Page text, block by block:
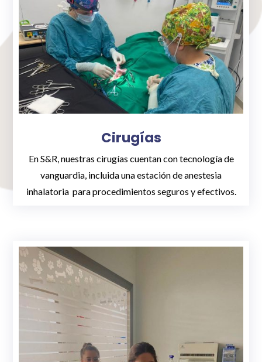
Cirugías
En S&R, nuestras cirugías cuentan con tecnología de
vanguardia, incluida una estación de anestesia
inhalatoria para procedimientos seguros y efectivos.